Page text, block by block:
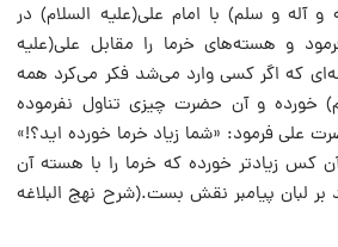
و آله و سلم) با امام علی‌(علیه السلام) در
و هسته‌های خرما را مقابل علی‌(علیه
که اگر کسی وارد می‌شد فکر می‌کرد همه
خورده و آن حضرت چیزی تناول نفرموده
علی فرمود: «شما زیاد خرما خورده اید؟!»
زیادتر خورده که خرما را با هسته آن
بر لبان پیامبر نقش بست.(شرح نهج البلاغه